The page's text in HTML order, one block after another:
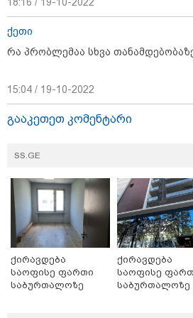
13:59 / 05-08-2026
"ბათუმელმა გოგონამ ისლამი
პირად ცხოვრებაში დაგეგმილ
რას წერს თურქული მედია
ქეთი
რა პრობლემაა სხვა
15:04 / 19-10-2022
გააკეთეთ კომენტარი
SS.GE
ქირავდება
საოფისე ფართი
საბურთალოზე
ქირავდება
საოფისე
საბურთალოზე